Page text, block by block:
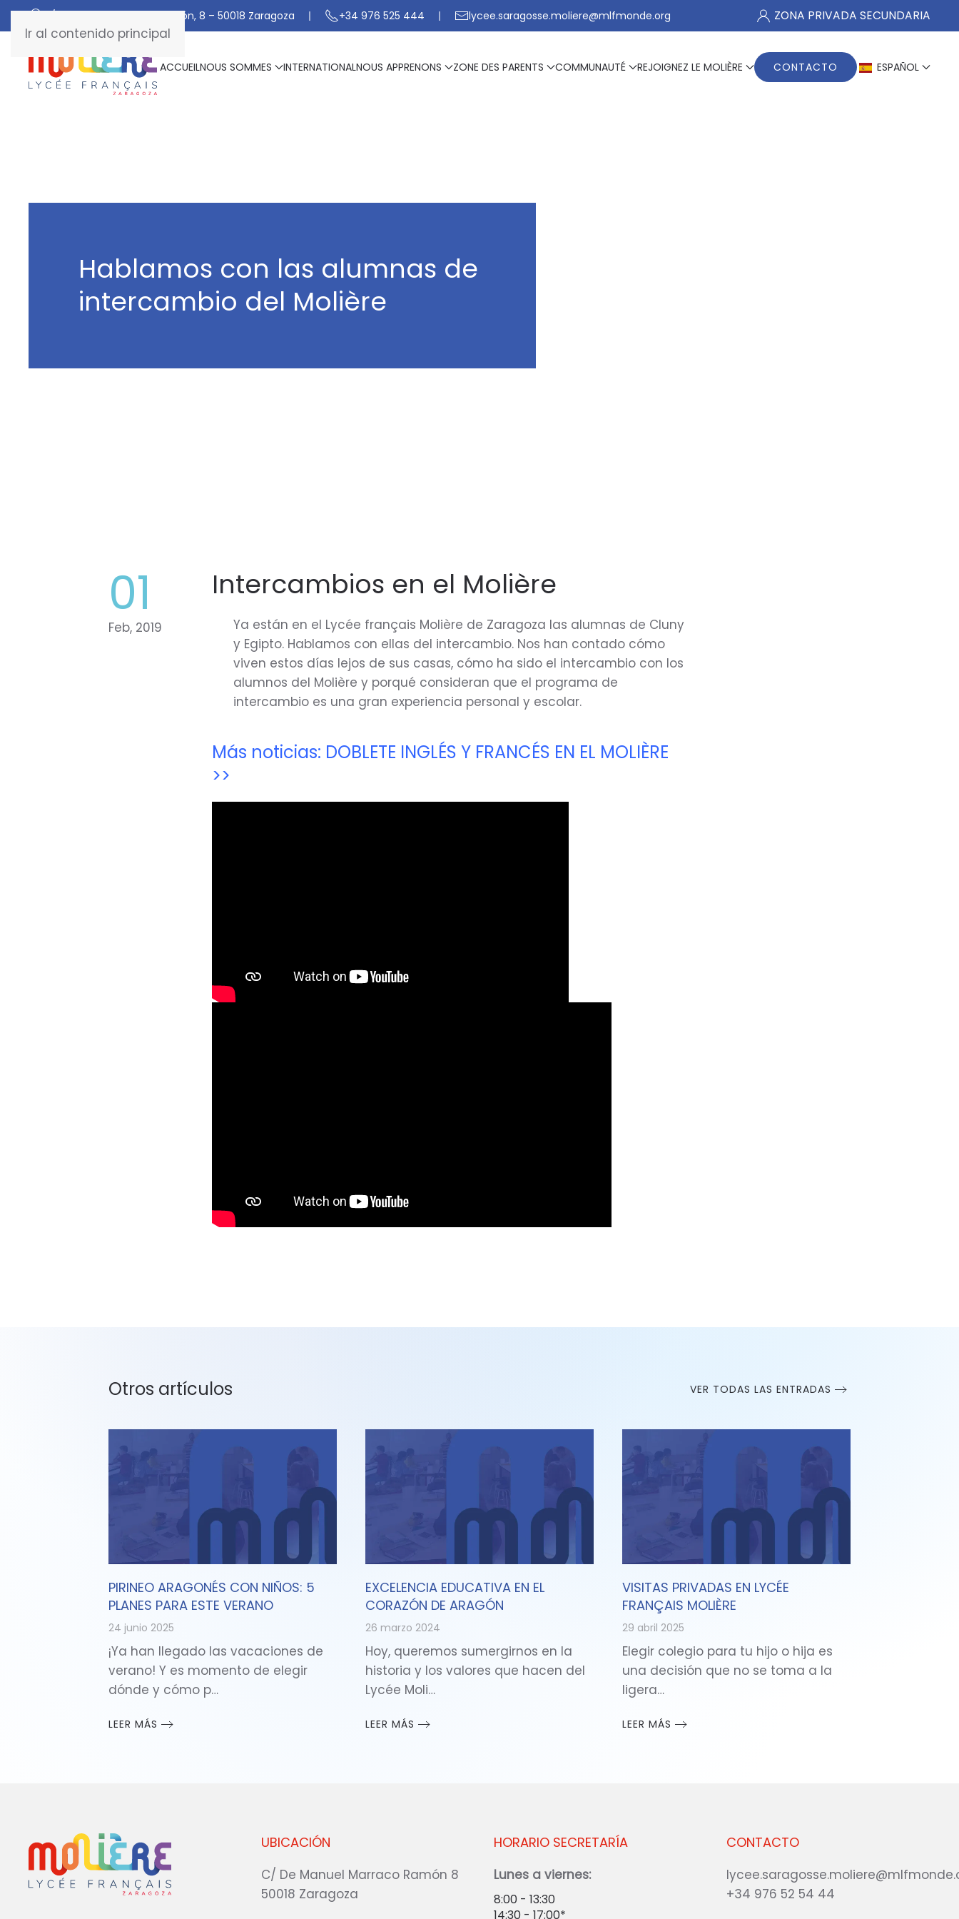
Ir al contenido principal
C/ De Manuel Marraco Ramón, 8 – 50018 Zaragoza +34 976 525 444 lycee.saragosse.moliere@mlfmonde.org ZONA PRIVADA SECUNDARIA
ACCUEILNOUS SOMMES INTERNATIONALNOUS APPRENONS ZONE DES PARENTS COMMUNAUTÉ REJOIGNEZ LE MOLIÈRE CONTACTO ESPAÑOL
Hablamos con las alumnas de
intercambio del Molière
01
Feb, 2019
Intercambios en el Molière
Ya están en el Lycée français Molière de Zaragoza las alumnas de Cluny
y Egipto. Hablamos con ellas del intercambio. Nos han contado cómo
viven estos días lejos de sus casas, cómo ha sido el intercambio con los
alumnos del Molière y porqué consideran que el programa de
intercambio es una gran experiencia personal y escolar.
Más noticias: DOBLETE INGLÉS Y FRANCÉS EN EL MOLIÈRE
>>
Otros artículos VER TODAS LAS ENTRADAS
PIRINEO ARAGONÉS CON NIÑOS: 5
PLANES PARA ESTE VERANO
24 junio 2025
¡Ya han llegado las vacaciones de
verano! Y es momento de elegir
dónde y cómo p…
LEER MÁS
EXCELENCIA EDUCATIVA EN EL
CORAZÓN DE ARAGÓN
26 marzo 2024
Hoy, queremos sumergirnos en la
historia y los valores que hacen del
Lycée Moli…
LEER MÁS
VISITAS PRIVADAS EN LYCÉE
FRANÇAIS MOLIÈRE
29 abril 2025
Elegir colegio para tu hijo o hija es
una decisión que no se toma a la
ligera…
LEER MÁS
UBICACIÓN
C/ De Manuel Marraco Ramón 8
50018 Zaragoza
CONTACTO
+34 976 52 54 44
HORARIO SECRETARÍA
Lunes a viernes:
8:00 - 13:30
14:30 - 17:00*